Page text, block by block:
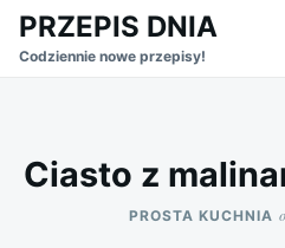
SkipSearch
for:
PRZEPIS DNIA
Codziennie nowe przepisy!
Ciasto z
PROSTA KUCHNIA